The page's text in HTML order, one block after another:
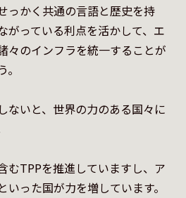
っかく共通の言語と歴史を持
がっている利点を活かして、エ
々のインフラを統一することが
ないと、世界の力のある国々に
むTPPを推進していますし、ア
った国が力を増しています。